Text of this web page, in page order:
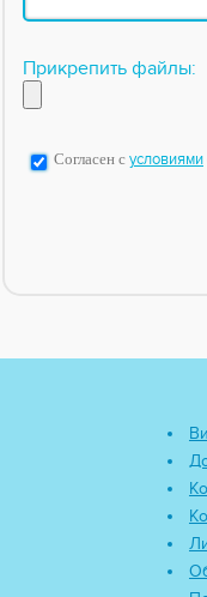
Прикрепить файлы:
Согласен с условиями